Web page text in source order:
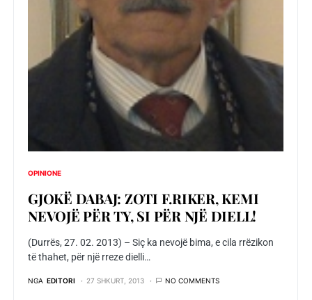
OPINIONE
GJOKË DABAJ: ZOTI F.RIKER, KEMI
NEVOJË PËR TY, SI PËR NJË DIELL!
(Durrës, 27. 02. 2013) – Siç ka nevojë bima, e cila rrëzikon
të thahet, për një rreze dielli…
NGA EDITORI 27 SHKURT, 2013 NO COMMENTS